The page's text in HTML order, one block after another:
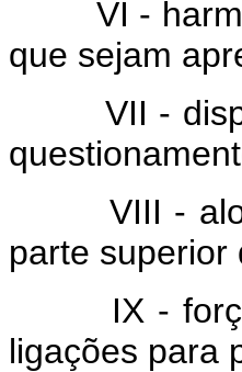
VI -
que sejam
VII -
VIII -
parte superior
IX -
ligações para